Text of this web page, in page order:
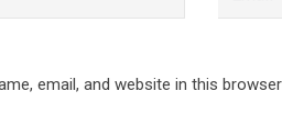
email, and website in this